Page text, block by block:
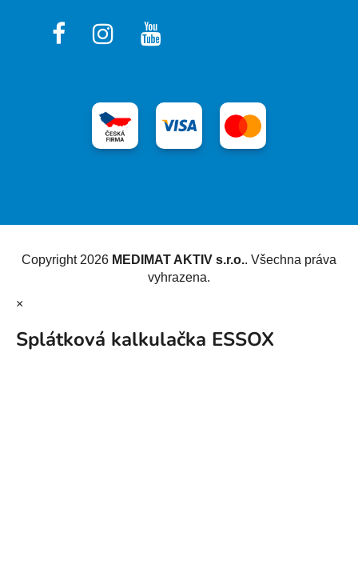
Copyright 2026 MEDIMAT AKTIV s.r.o.. Všechna práva
vyhrazena.
×
Splátková kalkulačka ESSOX